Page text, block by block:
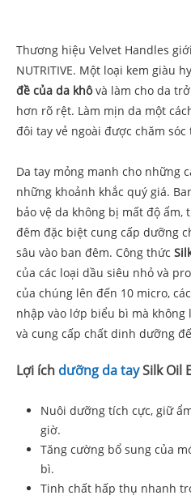
Thương hiệu Velvet Handles
NUTRITIVE. Một loại kem giàu
đề của da khôvà làm cho da
hơn rõ rệt. Làm mịn da một
đôi tay vẻ ngoài được chăm sóc
Da tay mỏng manh cho những
những khoảnh khắc quý giá.
bảo vệ da không bị mất độ ẩm,
đêm đặc biệt cung cấp dưỡng
sâu vào ban đêm. Công thức
của các loại dầu siêu nhỏ và
của chúng lên đến 10 micro,
nhập vào lớp biểu bì mà
và cung cấp chất dinh dưỡng
Lợi ích dưỡng da taySilk Oil
Nuôi dưỡng tích cực, giữ
giờ.
Tăng cường bổ sung của
bì.
Tinh chất hấp thụ nhanh